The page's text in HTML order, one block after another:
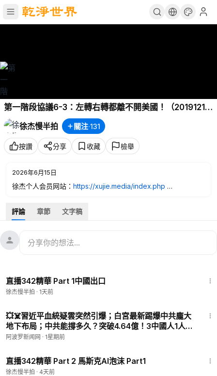
第一階段協議6-3：左轉右轉都離不開美國！（20191215
第859期）（簡體中文、繁體中文、英文字幕）
徐杰慢半拍
關注·131
按讚 分享 收藏 檢舉
2026年6月15日
徐杰个人会员网站： https://xujie.media/index.php
注册：
规则很简单：先交费，100美元1年。
注:1,不接受微信转账和支付宝付款。
收款方式：
***xujie19651123@gmail.com***
2， ZELLE：电话:+1 626 493 1363 邮箱：
xujie8341@gmail.com
3， 支票邮寄地址：1128 N Dudley ST Pomona CA 91768
***开户行：美国银行Bank of America***
評論 章節 文字稿
直播342精華 Part 1中國出口
徐杰慢半拍 · 1天前
💥☠️習近平血統疑雲突然引爆；白宮最新踢爆中共龐大
地下布局；中共能撐多久？突破4.64億！3中國人1人
「三退」【#熱點直擊 #深度 #阿波羅網 C】
阿波罗新闻网 · 1星期前
直播342精華 Part 2 馬斯克AI泡沫 Part1
徐杰慢半拍 · 4天前